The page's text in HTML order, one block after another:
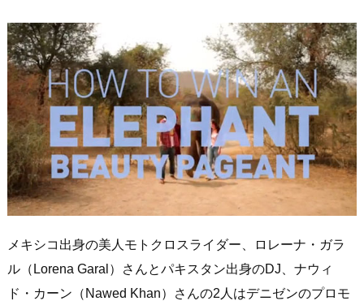
メキシコ出身の美人モトクロスライダー、ロレーナ・ガラ
ル（Lorena Garal）さんとパキスタン出身のDJ、ナウィ
ド・カーン（Nawed Khan）さんの2人はデニゼンのプロモ